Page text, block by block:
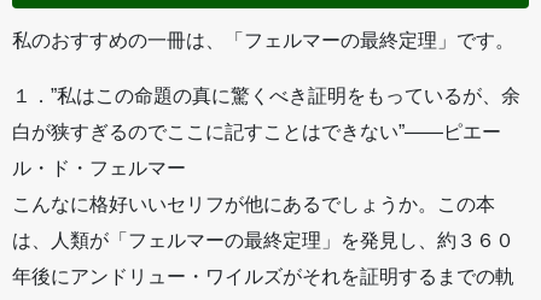
私のおすすめの一冊は、「フェルマーの最終定理」です。
１．”私はこの命題の真に驚くべき証明をもっているが、余
白が狭すぎるのでここに記すことはできない”――ピエー
ル・ド・フェルマー
こんなに格好いいセリフが他にあるでしょうか。この本
は、人類が「フェルマーの最終定理」を発見し、約３６０
年後にアンドリュー・ワイルズがそれを証明するまでの軌